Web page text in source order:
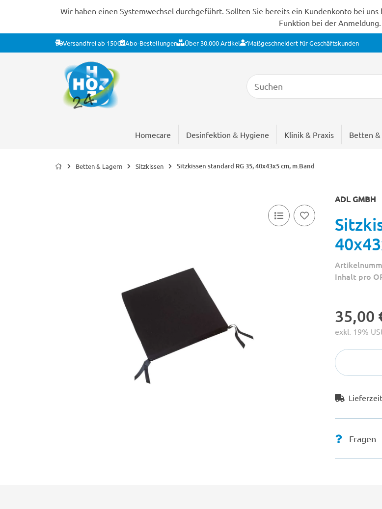
Wir haben einen Systemwechsel durchgeführt. Sollten Sie bereits ein Kundenkonto bei
Funktion bei der Anmeldung.
Versandfrei ab 150€ Abo-Bestellungen Über 30.000 Artikel Maßgeschneidert für Geschäftskunden
Homecare Desinfektion & Hygiene Klinik & Praxis Betten &
Betten & Lagern Sitzkissen Sitzkissen standard RG 35, 40x43x5 cm, m.Band
ADL GMBH
Inhalt pro
35,00
exkl. 19%
Fragen